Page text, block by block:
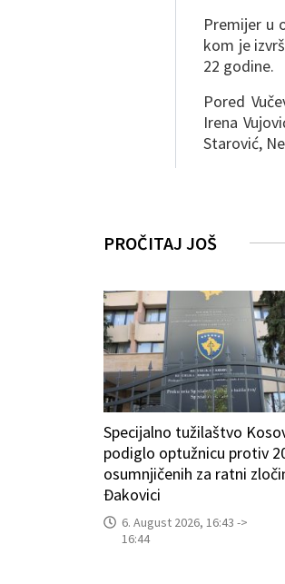
Premijer u
kom je
22 godine.
Pored
Irena
Starović,
PROČITAJ JOŠ
Specijalno tužilaštvo
podiglo optužnicu protiv
osumnjičenih za ratni
Đakovici
6. August 2026, 16:43 ->
16:44